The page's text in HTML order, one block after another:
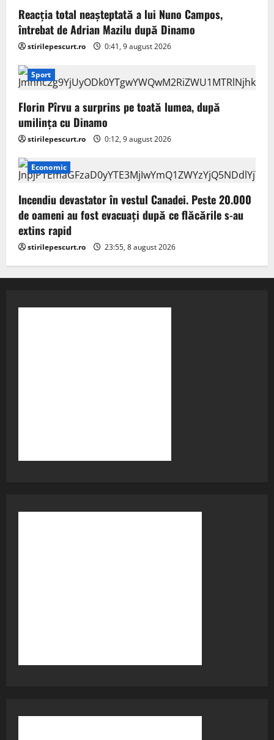
Reacția total neașteptată a lui Nuno Campos,
întrebat de Adrian Mazilu după Dinamo
stirilepescurt.ro 0:41, 9 august 2026
Sport
Florin Pîrvu a surprins pe toată lumea, după
umilința cu Dinamo
stirilepescurt.ro 0:12, 9 august 2026
Economic
Incendiu devastator în vestul Canadei. Peste 20.000
de oameni au fost evacuați după ce flăcările s-au
extins rapid
stirilepescurt.ro 23:55, 8 august 2026